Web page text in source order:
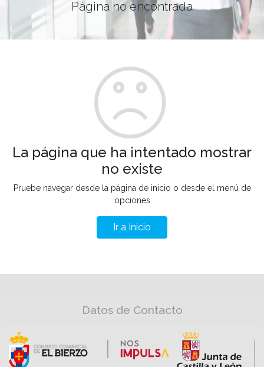
Página no encontrada
La página que ha intentado mostrar
no existe
Pruebe navegar desde la página de inicio o desde el menú de
opciones
Ir a Inicio
Datos de Contacto